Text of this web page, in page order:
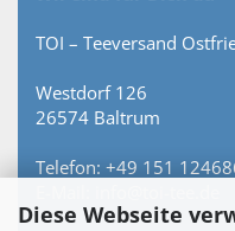
Diese Webseite
TOI – Teeversand
Westdorf 126
26574 Baltrum
Telefon: +49 151